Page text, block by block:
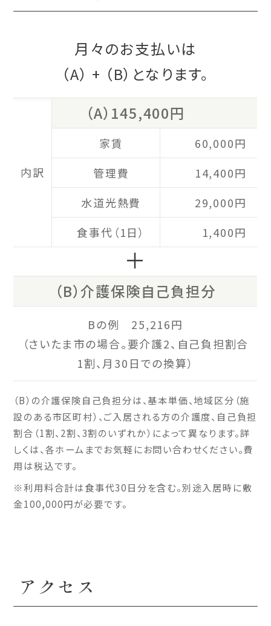
月々のお支払いは
（A） + （B） となります。
（A）145,400円
内訳
家賃
60,000円
管理費
14,400円
水道光熱費
29,000円
食事代（1日）
1,400円
＋
（B）介護保険自己負担分
Bの例 25,216円
（さいたま市の場合。要介護2、自己負担割合
1割、月30日での換算）
（B）の介護保険自己負担分は、基本単価、地域区分（施
設のある市区町村）、ご入居される方の介護度、自己負担
割合（1割、2割、3割のいずれか）によって異なります。詳
しくは、各ホームまでお気軽にお問い合わせください。費
用は税込です。
※利用料合計は食事代30日分を含む。別途入居時に敷
金100,000円が必要です。
アクセス